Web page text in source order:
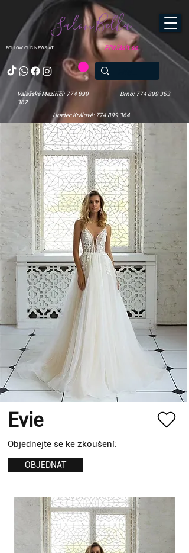
FOLLOW OUR NEWS AT
Salon Bella
Valašské Meziříčí: 774 899
362
Brno: 774 899 363
Hradec Králové: 774 899 364
Přihlásit se
Evie
Objednejte se ke zkoušení:
OBJEDNAT